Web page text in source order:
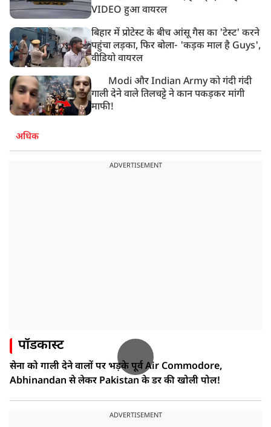
VIDEO हुआ वायरल
बिहार में प्रोटेस्ट के बीच आंसू गैस का 'टेस्ट' करने
पहुंचा लड़का, फिर बोला- 'कड़क माल है Guys',
वीडियो वायरल
Modi और Indian Army को गंदी गंदी
गाली देने वाले तिलचट्टे ने कान पकड़कर मांगी
माफी!
अधिक
ADVERTISEMENT
पॉडकास्ट
सेना को गाली देने वालों पर भड़के पूर्व Air Commodore,
Abhinandan से लेकर Pakistan के डर की खोली पोल!
ADVERTISEMENT